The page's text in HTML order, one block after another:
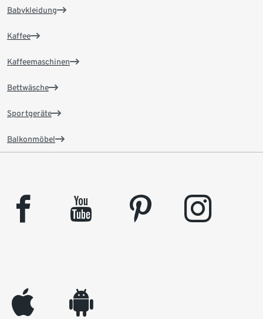
Babykleidung
Kaffee
Kaffeemaschinen
Bettwäsche
Sportgeräte
Balkonmöbel
facebook youtube pinterest instagram
appleinc android